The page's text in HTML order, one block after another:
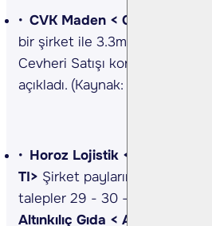
CVK Maden < CVKMD TI>
bir şirket ile 3.3mn ABD dolar
Cevheri Satışı konusunda
açıkladı. (Kaynak: KAP)
Horoz Lojistik <HOROZ TI>,
TI> Şirket paylarının halka arzı
talepler 29 - 30 - 31 Mayıs'ta
Altınkılıç Gıda < ALKLC.HE TI>